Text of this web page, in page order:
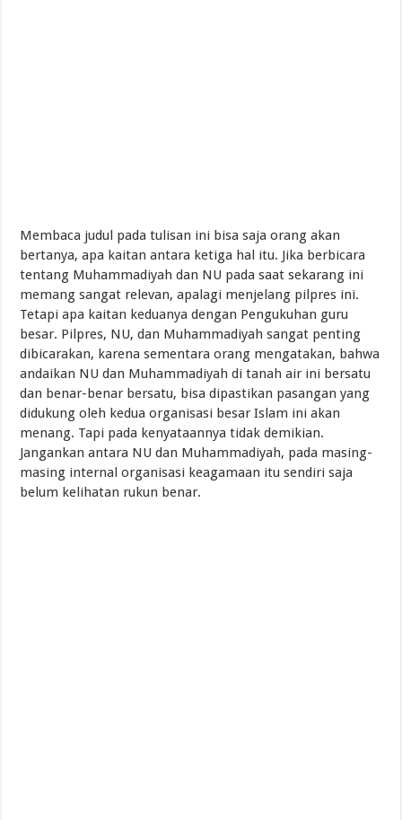
Membaca judul pada tulisan ini bisa saja orang akan
bertanya, apa kaitan antara ketiga hal itu. Jika berbicara
tentang Muhammadiyah dan NU pada saat sekarang ini
memang sangat relevan, apalagi menjelang pilpres ini.
Tetapi apa kaitan keduanya dengan Pengukuhan guru
besar. Pilpres, NU, dan Muhammadiyah sangat penting
dibicarakan, karena sementara orang mengatakan, bahwa
andaikan NU dan Muhammadiyah di tanah air ini bersatu
dan benar-benar bersatu, bisa dipastikan pasangan yang
didukung oleh kedua organisasi besar Islam ini akan
menang. Tapi pada kenyataannya tidak demikian.
Jangankan antara NU dan Muhammadiyah, pada masing-
masing internal organisasi keagamaan itu sendiri saja
belum kelihatan rukun benar.